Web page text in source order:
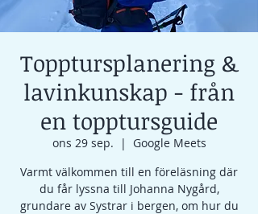
Topptursplanering &
lavinkunskap - från
en topptursguide
ons 29 sep.
  |
Google Meets
Varmt välkommen till en föreläsning där
du får lyssna till Johanna Nygård,
grundare av Systrar i bergen, om hur du